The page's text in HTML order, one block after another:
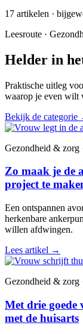
17 artikelen ·
Leesroute ·
Helder in
Praktische uitleg
waarop je even wilt
Bekijk de categorie
Gezondheid & zorg
Zo maak je de
project te
Een ontspannen
herkenbare
willen afdwingen.
Lees artikel →
Gezondheid & zorg
Met drie goede
met de huisarts